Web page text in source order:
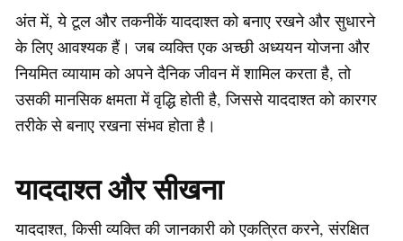
अंत में, ये टूल और तकनीकें याददाश्त को बनाए रखने और सुधारने
के लिए आवश्यक हैं। जब व्यक्ति एक अच्छी अध्ययन योजना और
नियमित व्यायाम को अपने दैनिक जीवन में शामिल करता है, तो
उसकी मानसिक क्षमता में वृद्धि होती है, जिससे याददाश्त को कारगर
तरीके से बनाए रखना संभव होता है।
याददाश्त और सीखना
याददाश्त, किसी व्यक्ति की जानकारी को एकत्रित करने, संरक्षित